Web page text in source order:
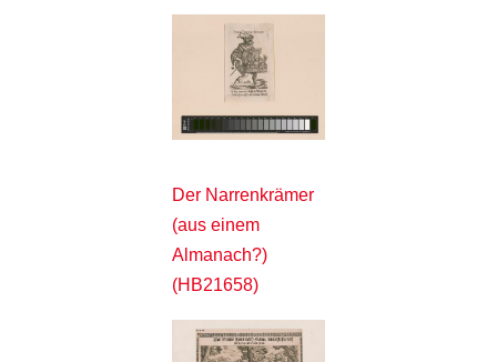
Der Narrenkrämer
(aus einem
Almanach?)
(HB21658)